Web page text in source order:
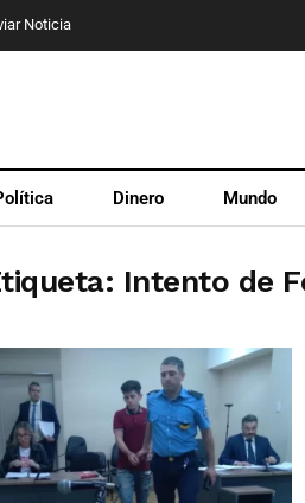
Noticia
Dinero Mundo
Intento de